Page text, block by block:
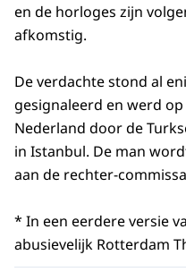
en de horloges zijn
afkomstig.
De verdachte stond al
gesignaleerd en werd
Nederland door de
in Istanbul. De man
aan de rechter-
* In een eerdere versie
abusievelijk Rotterdam